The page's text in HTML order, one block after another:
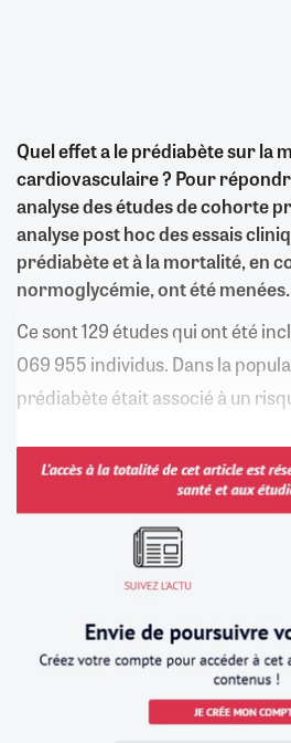
Quel effet a le prédiabète sur la
cardiovasculaire ? Pour
analyse des études de cohorte
analyse post hoc des essais
prédiabète et à la mortalité, en
normoglycémie, ont été menées.
Ce sont 129 études qui ont été
069 955 individus. Dans la
prédiabète était associé à un